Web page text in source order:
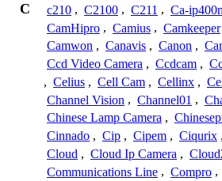
C c210 , C2100 , C211 , Ca-
CamHipro , Camius , Camkeeper
Camwon , Canavis , Canon ,
Ccd Video Camera , Ccdcam ,
, Celius , Cell Cam , Cellinx ,
Channel Vision , Channel01 ,
Chinese Lamp Camera ,
Cinnado , Cip , Cipem , Ciqurix ,
Cloud , Cloud Ip Camera ,
Communications Line , Compro ,